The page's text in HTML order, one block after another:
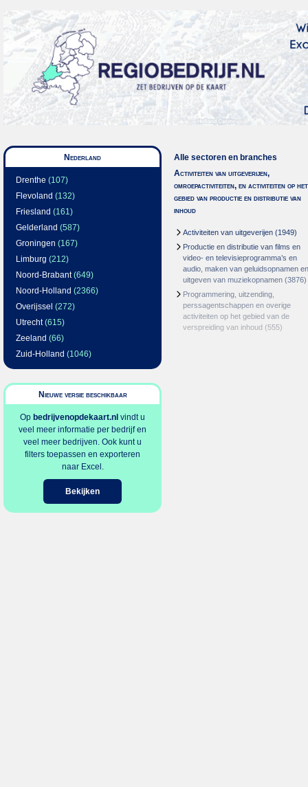
Nederland
Drenthe (107)
Flevoland (132)
Friesland (161)
Gelderland (587)
Groningen (167)
Limburg (212)
Noord-Brabant(649)
Noord-Holland (2366)
Overijssel (272)
Utrecht(615)
Zeeland (66)
Zuid-Holland (1046)
Nieuwe versie beschikbaar
Op bedrijvenopdekaart.nl vindt u
veel meer informatie per bedrijf en
veel meer bedrijven. Ook kunt u
filters toepassen en exporteren
naar Excel.
Bekijken
Alle sectoren en branches
Activiteiten van uitgeverijen,
omroepactiviteiten, en activiteiten op het
gebied van productie en distributie van
inhoud
Activiteiten van uitgeverijen (1949)
Productie en distributie van films en
video- en televisieprogramma’s en
audio, maken van geluidsopnamen en
uitgeven van muziekopnamen (3876)
Programmering, uitzending,
perssagentschappen en overige
activiteiten op het gebied van de
verspreiding van inhoud (555)